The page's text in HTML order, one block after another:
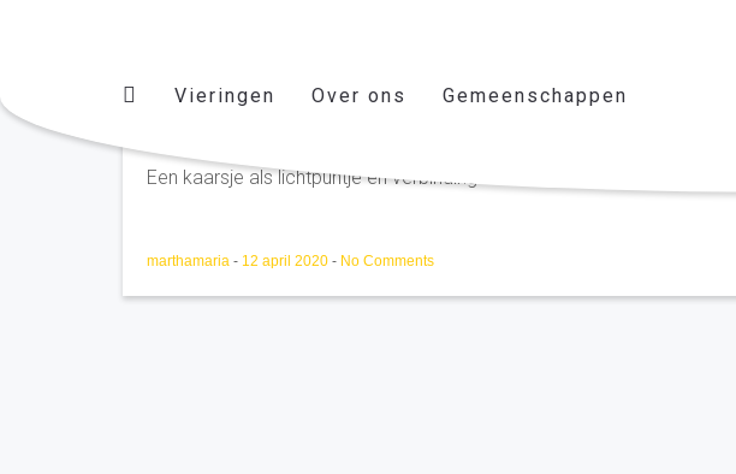
Vieringen Over ons Gemeenschappen
Een kaarsje als lichtpuntje en verbinding met elkaar
marthamaria - 12 april 2020 - No Comments